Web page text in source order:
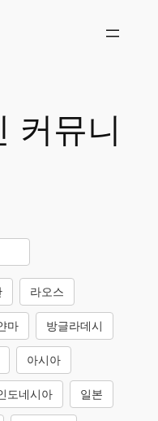
커뮤니
라오스
마 방글라데시
아시아
도네시아 일본